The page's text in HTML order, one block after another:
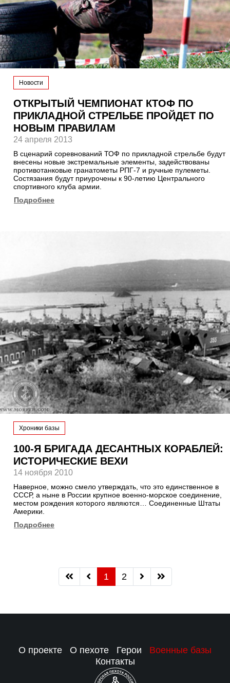
Новости
ОТКРЫТЫЙ ЧЕМПИОНАТ КТОФ ПО
ПРИКЛАДНОЙ СТРЕЛЬБЕ ПРОЙДЕТ ПО
НОВЫМ ПРАВИЛАМ
24 апреля 2013
В сценарий соревнований ТОФ по прикладной стрельбе будут
внесены новые экстремальные элементы, задействованы
противотанковые гранатометы РПГ-7 и ручные пулеметы.
Состязания будут приурочены к 90-летию Центрального
спортивного клуба армии.
Подробнее
Хроники базы
100-Я БРИГАДА ДЕСАНТНЫХ КОРАБЛЕЙ:
ИСТОРИЧЕСКИЕ ВЕХИ
14 ноября 2010
Наверное, можно смело утверждать, что это единственное в
СССР, а ныне в России крупное военно-морское соединение,
местом рождения которого являются… Соединенные Штаты
Америки.
Подробнее
1 2
О проекте О пехоте Герои
Военные базы
Контакты